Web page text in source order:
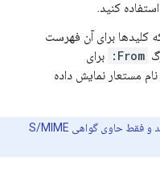
کنید.
کلیدها برای آن فهرست
From:
برای
نام مستعار نمایش داده
کلیدها فقط با فرمت PEM برگردانده می‌شوند و فقط حاوی گواهی S/MIME